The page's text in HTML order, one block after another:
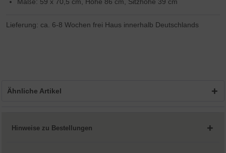
Maße: 59 x 70,5 cm, Höhe 86 cm, Sitzhöhe 39 cm
Lieferung: ca. 6-8 Wochen frei Haus innerhalb Deutschlands
Ähnliche Artikel
Hinweise zu Bestellungen